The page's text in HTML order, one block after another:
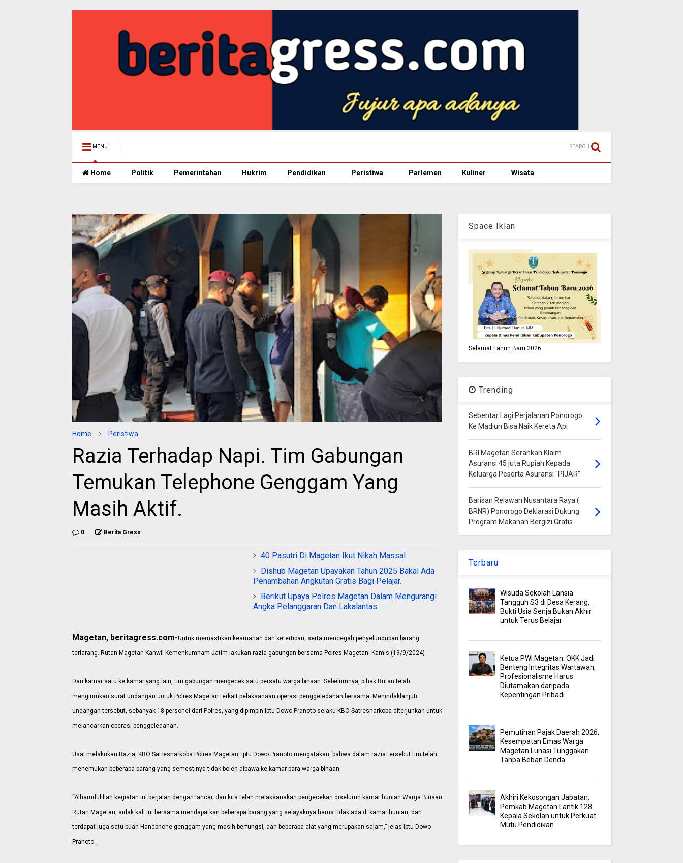
MENU SEARCH
Home Politik Pemerintahan Hukrim Pendidikan Peristiwa Parlemen Kuliner Wisata
Home Peristiwa.
Razia Terhadap Napi. Tim Gabungan
Temukan Telephone Genggam Yang
Masih Aktif.
0 Berita Gress
40 Pasutri Di Magetan Ikut Nikah Massal
Dishub Magetan Upayakan Tahun 2025 Bakal Ada
Penambahan Angkutan Gratis Bagi Pelajar.
Berikut Upaya Polres Magetan Dalam Mengurangi
Angka Pelanggaran Dan Lakalantas.
Magetan, beritagress.com-Untuk memastikan keamanan dan ketertiban, serta mencegah penyelundupan barang
terlarang. Rutan Magetan Kanwil Kemenkumham Jatim lakukan razia gabungan bersama Polres Magetan. Kamis (19/9/2024)
Dari kamar satu ke kamar yang lain, tim gabungan mengecek satu persatu warga binaan. Sebelumnya, pihak Rutan telah
mengirimkan surat undangan untuk Polres Magetan terkait pelaksanaan operasi penggeledahan bersama. Menindaklanjuti
undangan tersebut, sebanyak 18 personel dari Polres, yang dipimpin Iptu Dowo Pranoto selaku KBO Satresnarkoba diterjunkan untuk
melancarkan operasi penggeledahan.
Usai melakukan Razia, KBO Satresnarkoba Polres Magetan, Iptu Dowo Pranoto mengatakan, bahwa dalam razia tersebut tim telah
menemukan beberapa barang yang semestinya tidak boleh dibawa ke kamar para warga binaan.
“Alhamdulillah kegiatan ini berjalan dengan lancar, dan kita telah melaksanakan pengecekan diseluruh kamar hunian Warga Binaan
Rutan Magetan, sidak kali ini bersama mendapatkan beberapa barang yang selayaknya harus tidak ada di kamar hunian, dan
terdapat juga satu buah Handphone genggam yang masih berfungsi, dan beberapa alat yang merupakan sajam,” jelas Iptu Dowo
Pranoto.
Space Iklan
Selamat Tahun Baru 2026
Trending
Sebentar Lagi Perjalanan Ponorogo
Ke Madiun Bisa Naik Kereta Api
BRI Magetan Serahkan Klaim
Asuransi 45 juta Rupiah Kepada
Keluarga Peserta Asuransi "PIJAR"
Barisan Relawan Nusantara Raya (
BRNR) Ponorogo Deklarasi Dukung
Program Makanan Bergizi Gratis
Terbaru
Wisuda Sekolah Lansia
Tangguh S3 di Desa Kerang,
Bukti Usia Senja Bukan Akhir
untuk Terus Belajar
Ketua PWI Magetan: OKK Jadi
Benteng Integritas Wartawan,
Profesionalisme Harus
Diutamakan daripada
Kepentingan Pribadi
Pemutihan Pajak Daerah 2026,
Kesempatan Emas Warga
Magetan Lunasi Tunggakan
Tanpa Beban Denda
Akhiri Kekosongan Jabatan,
Pemkab Magetan Lantik 128
Kepala Sekolah untuk Perkuat
Mutu Pendidikan